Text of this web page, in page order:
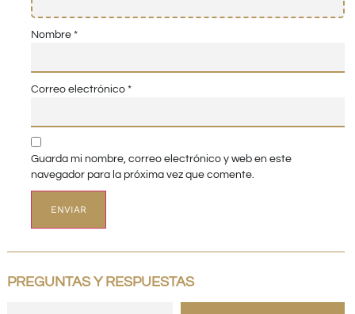
Nombre *
Correo electrónico *
Guarda mi nombre, correo electrónico y web en este
navegador para la próxima vez que comente.
PREGUNTAS Y RESPUESTAS